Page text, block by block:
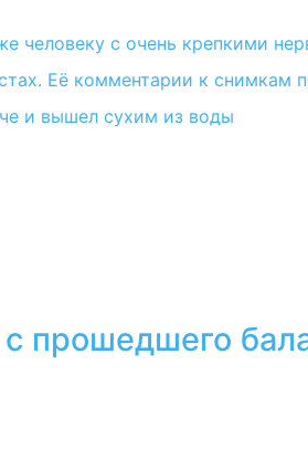
с очень крепкими
Её комментарии к снимкам
и вышел сухим из воды
прошедшего